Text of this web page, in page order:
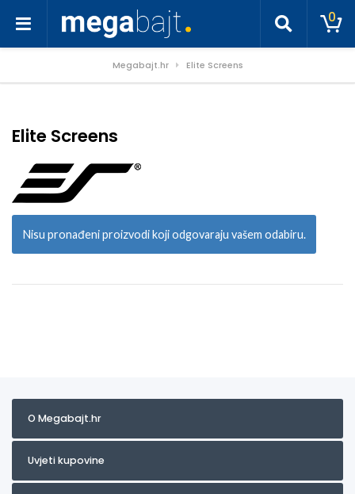
0
Megabajt.hr Elite Screens
Elite Screens
Nisu pronađeni proizvodi koji odgovaraju vašem odabiru.
O Megabajt.hr
Uvjeti kupovine